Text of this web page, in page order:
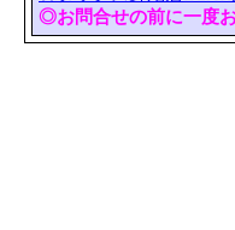
◎お問合せの前に一度